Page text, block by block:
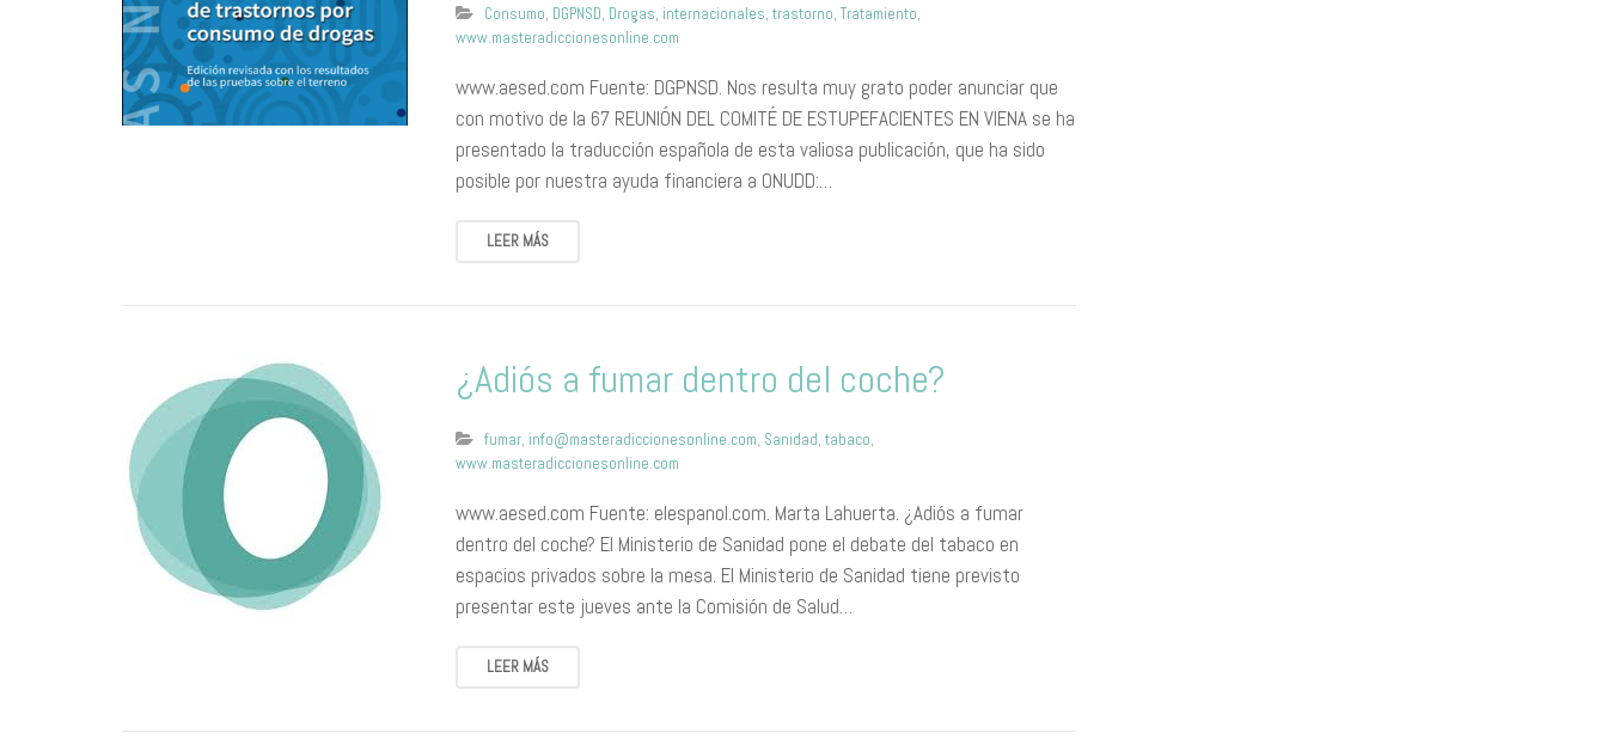
Consumo, DGPNSD, Drogas, internacionales,trastorno,Tratamiento,
www.masteradiccionesonline.com
www.aesed.com Fuente: DGPNSD. Nos resulta muy grato poder anunciar que
con motivo de la 67 REUNIÓN DEL COMITÉ DE ESTUPEFACIENTES EN VIENA se ha
presentado la traducción española de esta valiosa publicación, que ha sido
posible por nuestra ayuda financiera a ONUDD:…
LEER MÁS
¿Adiós a fumar dentro del coche?
fumar, info@masteradiccionesonline.com, Sanidad,tabaco,
www.masteradiccionesonline.com
www.aesed.com Fuente: elespanol.com. Marta Lahuerta. ¿Adiós a fumar
dentro del coche? El Ministerio de Sanidad pone el debate del tabaco en
espacios privados sobre la mesa. El Ministerio de Sanidad tiene previsto
presentar este jueves ante la Comisión de Salud…
LEER MÁS